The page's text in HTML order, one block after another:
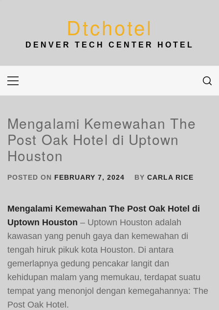
Dtchotel
DENVER TECH CENTER HOTEL
Primary
Menu
Mengalami Kemewahan The
Post Oak Hotel di Uptown
Houston
POSTED ON FEBRUARY 7, 2024 BY CARLA RICE
Mengalami Kemewahan The Post Oak Hotel di
Uptown Houston – Uptown Houston adalah
kawasan yang penuh gaya dan kemewahan di
tengah hiruk pikuk kota Houston. Di antara
gemerlapnya gedung pencakar langit dan
kehidupan malam yang memukau, terdapat suatu
tempat yang menonjol dengan kemegahannya: The
Post Oak Hotel.